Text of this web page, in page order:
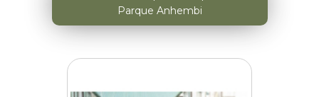
Parque Anhembi